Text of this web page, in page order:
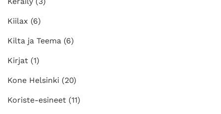
Kiilax (6)
Kilta ja Teema (6)
Kirjat (1)
Kone Helsinki (20)
Koriste-esineet (11)